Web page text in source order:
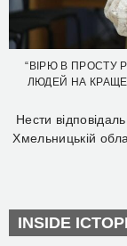
“ВІРЮ В ПРОСТУ
ЛЮДЕЙ НА
Нести
Хмельницькій
INSIDE